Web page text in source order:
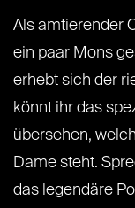
Als amtierender
ein paar Mons
erhebt sich der
könnt ihr das
übersehen,
Dame steht.
das legendäre